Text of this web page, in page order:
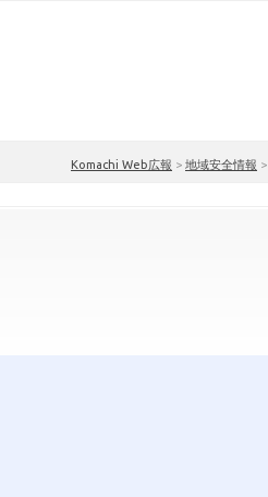
Komachi Web広報 > 地域安全情報 >